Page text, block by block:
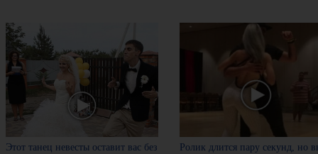
Этот танец невесты оставит вас без
Ролик длится пару секунд, но